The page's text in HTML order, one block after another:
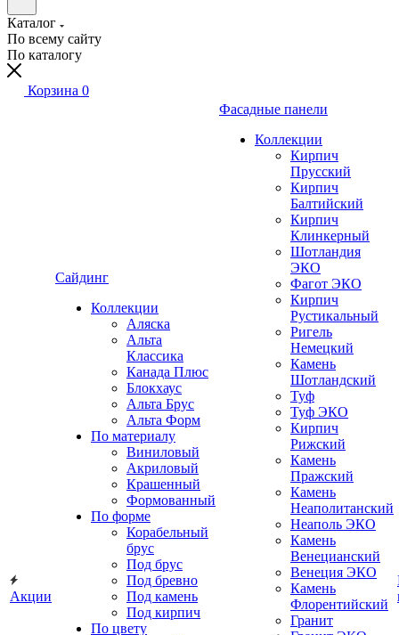
Каталог
По всему сайту
По каталогу
Корзина 0
Акции
Сайдинг
Коллекции
Аляска
Альта
Классика
Канада Плюс
Блокхаус
Альта Брус
Альта Форм
По материалу
Виниловый
Акриловый
Крашенный
Формованный
По форме
Корабельный
брус
Под брус
Под бревно
Под камень
Под кирпич
По цвету
Фасадные панели
Коллекции
Кирпич
Прусский
Кирпич
Балтийский
Кирпич
Клинкерный
Шотландия
ЭКО
Фагот ЭКО
Кирпич
Рустикальный
Ригель
Немецкий
Камень
Шотландский
Туф
Туф ЭКО
Кирпич
Рижский
Камень
Пражский
Камень
Неаполитанский
Неаполь ЭКО
Камень
Венецианский
Венеция ЭКО
Камень
Флорентийский
Гранит